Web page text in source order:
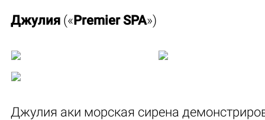
Джулия («Premier SPA»)
Джулия аки морская сирена